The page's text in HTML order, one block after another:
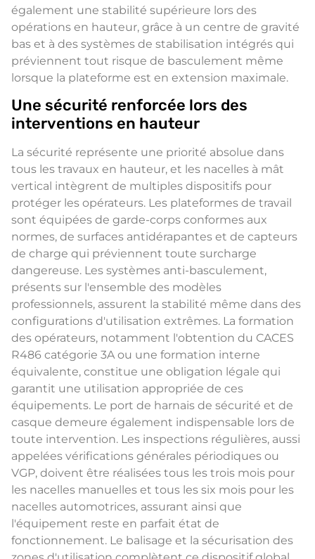
également une stabilité supérieure lors des
opérations en hauteur, grâce à un centre de gravité
bas et à des systèmes de stabilisation intégrés qui
préviennent tout risque de basculement même
lorsque la plateforme est en extension maximale.
Une sécurité renforcée lors des
interventions en hauteur
La sécurité représente une priorité absolue dans
tous les travaux en hauteur, et les nacelles à mât
vertical intègrent de multiples dispositifs pour
protéger les opérateurs. Les plateformes de travail
sont équipées de garde-corps conformes aux
normes, de surfaces antidérapantes et de capteurs
de charge qui préviennent toute surcharge
dangereuse. Les systèmes anti-basculement,
présents sur l'ensemble des modèles
professionnels, assurent la stabilité même dans des
configurations d'utilisation extrêmes. La formation
des opérateurs, notamment l'obtention du CACES
R486 catégorie 3A ou une formation interne
équivalente, constitue une obligation légale qui
garantit une utilisation appropriée de ces
équipements. Le port de harnais de sécurité et de
casque demeure également indispensable lors de
toute intervention. Les inspections régulières, aussi
appelées vérifications générales périodiques ou
VGP, doivent être réalisées tous les trois mois pour
les nacelles manuelles et tous les six mois pour les
nacelles automotrices, assurant ainsi que
l'équipement reste en parfait état de
fonctionnement. Le balisage et la sécurisation des